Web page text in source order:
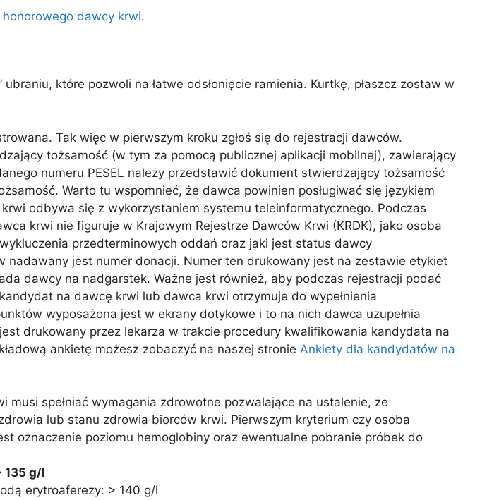
dawcy krwi.
które pozwoli na łatwe odsłonięcie ramienia. Kurtkę, płaszcz zostaw w
Tak więc w pierwszym kroku zgłoś się do rejestracji dawców.
tożsamość (w tym za pomocą publicznej aplikacji mobilnej), zawierający
numeru PESEL należy przedstawić dokument stwierdzający tożsamość
Warto tu wspomnieć, że dawca powinien posługiwać się językiem
odbywa się z wykorzystaniem systemu teleinformatycznego. Podczas
krwi nie figuruje w Krajowym Rejestrze Dawców Krwi (KRDK), jako osoba
przedterminowych oddań oraz jaki jest status dawcy
jest numer donacji. Numer ten drukowany jest na zestawie etykiet
dawcy na nadgarstek. Ważne jest również, aby podczas rejestracji podać
na dawcę krwi lub dawca krwi otrzymuje do wypełnienia
wyposażona jest w ekrany dotykowe i to na nich dawca uzupełnia
drukowany przez lekarza w trakcie procedury kwalifikowania kandydata na
ankietę możesz zobaczyć na naszej stronie Ankiety dla kandydatów na
spełniać wymagania zdrowotne pozwalające na ustalenie, że
lub stanu zdrowia biorców krwi. Pierwszym kryterium czy osoba
oznaczenie poziomu hemoglobiny oraz ewentualne pobranie próbek do
135 g/l
erytroaferezy: > 140 g/l